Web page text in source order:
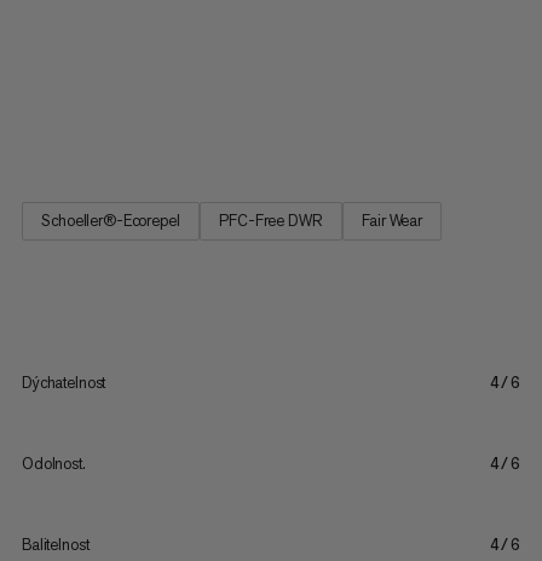
Schoeller®-Ecorepel PFC-Free DWR Fair Wear
Dýchatelnost 4/6
Odolnost. 4/6
Balitelnost 4/6